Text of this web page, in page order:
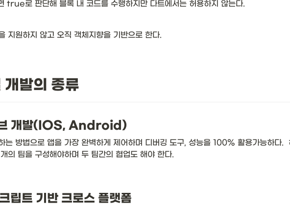
true로 판단해 블록 내 코드를 수행하지만 다트에서는 허용하지 않는다.
지원하지 않고 오직 객체지향을 기반으로 한다.
발의 종류
개발(IOS, Android)
는 방법으로 앱을 가장 완벽하게 제어하며 디버깅 도구, 성능을 100% 활용가능하다.
의 팀을 구성해야하며 두 팀간의 협업도 해야 한다.
립트 기반 크로스 플랫폼